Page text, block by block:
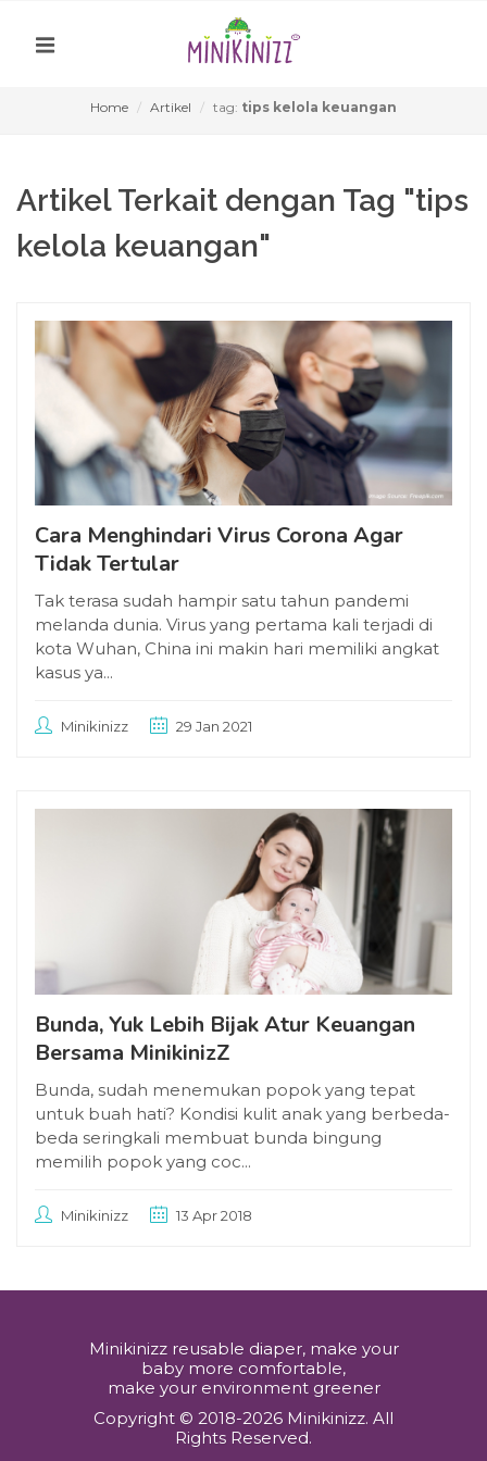
Home Artikel tag: tips kelola keuangan
Artikel Terkait dengan Tag "tips
kelola keuangan"
Cara Menghindari Virus Corona Agar
Tidak Tertular
Tak terasa sudah hampir satu tahun pandemi
melanda dunia. Virus yang pertama kali terjadi di
kota Wuhan, China ini makin hari memiliki angkat
kasus ya...
Minikinizz 29 Jan 2021
Bunda, Yuk Lebih Bijak Atur Keuangan
Bersama MinikinizZ
Bunda, sudah menemukan popok yang tepat
untuk buah hati? Kondisi kulit anak yang berbeda-
beda seringkali membuat bunda bingung
memilih popok yang coc...
Minikinizz 13 Apr 2018
Minikinizz reusable diaper, make your
baby more comfortable,
make your environment greener
Copyright © 2018-2026 Minikinizz. All
Rights Reserved.